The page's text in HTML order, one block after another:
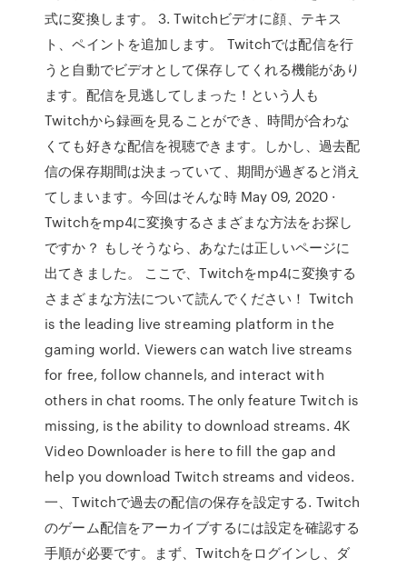
式に変換します。 3. Twitchビデオに顔、テキス
ト、ペイントを追加します。 Twitchでは配信を行
うと自動でビデオとして保存してくれる機能があり
ます。配信を見逃してしまった！という人も
Twitchから録画を見ることができ、時間が合わな
くても好きな配信を視聴できます。しかし、過去配
信の保存期間は決まっていて、期間が過ぎると消え
てしまいます。今回はそんな時 May 09, 2020 ·
Twitchをmp4に変換するさまざまな方法をお探し
ですか？ もしそうなら、あなたは正しいページに
出てきました。 ここで、Twitchをmp4に変換する
さまざまな方法について読んでください！ Twitch
is the leading live streaming platform in the
gaming world. Viewers can watch live streams
for free, follow channels, and interact with
others in chat rooms. The only feature Twitch is
missing, is the ability to download streams. 4K
Video Downloader is here to fill the gap and
help you download Twitch streams and videos.
一、Twitchで過去の配信の保存を設定する. Twitch
のゲーム配信をアーカイブするには設定を確認する
手順が必要です。まず、Twitchをログインし、ダ